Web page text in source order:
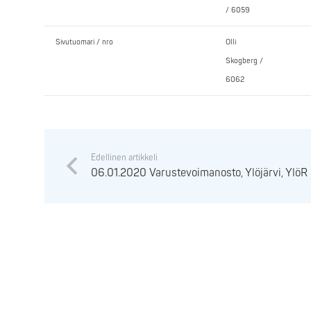
/ 6059
Sivutuomari / nro Olli
Skogberg /
6062
Edellinen artikkeli
06.01.2020 Varustevoimanosto, Ylöjärvi, YlöR